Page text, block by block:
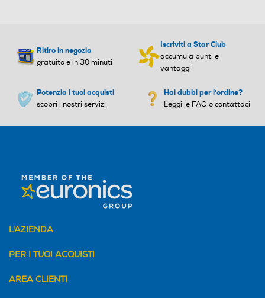
Ritiro in negozio
gratuito e in 30 minuti
Iscriviti a Star Club
accumula punti e
vantaggi
Potenzia i tuoi acquisti
scopri i nostri servizi
Hai dubbi per l'ordine?
Leggi le FAQ o contattaci
L'AZIENDA
PER I TUOI ACQUISTI
AREA CLIENTI